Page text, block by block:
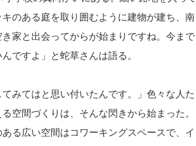
のある庭を取り囲むように建物が建ち、南
家と出会ってからが始まりですね。今まで
ですよ」と蛇草さんは語る。
みてはと思い付いたんです。」色々な人た
空間づくりは、そんな閃きから始まった。
る広い空間はコワーキングスペースで、イ